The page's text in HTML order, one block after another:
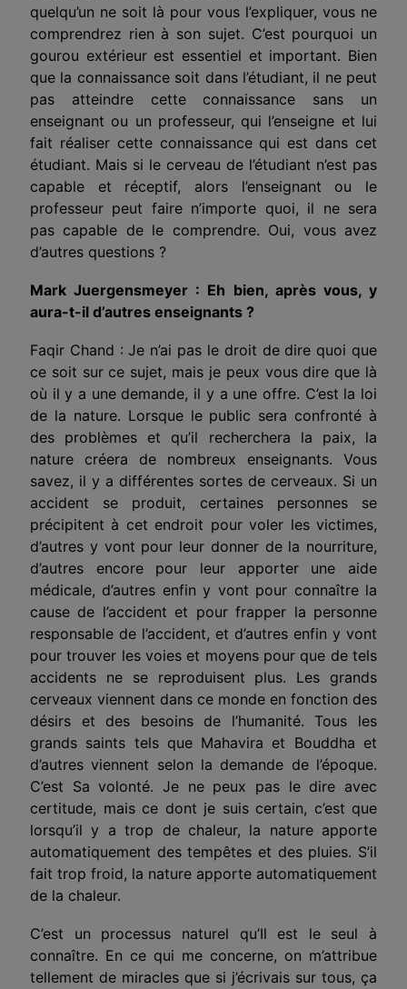
quelqu’un ne soit là pour vous l’expliquer, vous ne
comprendrez rien à son sujet. C’est pourquoi un
gourou extérieur est essentiel et important. Bien
que la connaissance soit dans l’étudiant, il ne peut
pas atteindre cette connaissance sans un
enseignant ou un professeur, qui l’enseigne et lui
fait réaliser cette connaissance qui est dans cet
étudiant. Mais si le cerveau de l’étudiant n’est pas
capable et réceptif, alors l’enseignant ou le
professeur peut faire n’importe quoi, il ne sera
pas capable de le comprendre. Oui, vous avez
d’autres questions ?
Mark Juergensmeyer : Eh bien, après vous, y
aura-t-il d’autres enseignants ?
Faqir Chand : Je n’ai pas le droit de dire quoi que
ce soit sur ce sujet, mais je peux vous dire que là
où il y a une demande, il y a une offre. C’est la loi
de la nature. Lorsque le public sera confronté à
des problèmes et qu’il recherchera la paix, la
nature créera de nombreux enseignants. Vous
savez, il y a différentes sortes de cerveaux. Si un
accident se produit, certaines personnes se
précipitent à cet endroit pour voler les victimes,
d’autres y vont pour leur donner de la nourriture,
d’autres encore pour leur apporter une aide
médicale, d’autres enfin y vont pour connaître la
cause de l’accident et pour frapper la personne
responsable de l’accident, et d’autres enfin y vont
pour trouver les voies et moyens pour que de tels
accidents ne se reproduisent plus. Les grands
cerveaux viennent dans ce monde en fonction des
désirs et des besoins de l’humanité. Tous les
grands saints tels que Mahavira et Bouddha et
d’autres viennent selon la demande de l’époque.
C’est Sa volonté. Je ne peux pas le dire avec
certitude, mais ce dont je suis certain, c’est que
lorsqu’il y a trop de chaleur, la nature apporte
automatiquement des tempêtes et des pluies. S’il
fait trop froid, la nature apporte automatiquement
de la chaleur.
C’est un processus naturel qu’Il est le seul à
connaître. En ce qui me concerne, on m’attribue
tellement de miracles que si j’écrivais sur tous, ça